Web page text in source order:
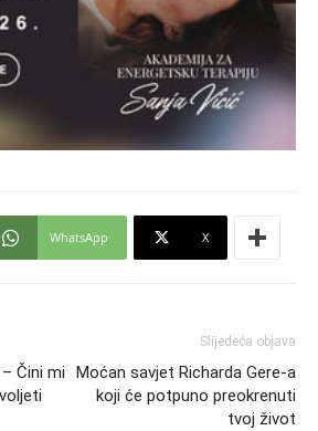
WhatsApp X
Čini mi
Slijedeća objava
Moćan savjet Richarda Gere-a
koji će potpuno preokrenuti
tvoj život